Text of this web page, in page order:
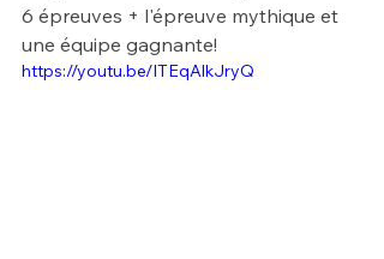
6 épreuves + l'épreuve mythique et
une équipe gagnante!
https://youtu.be/ITEqAlkJryQ